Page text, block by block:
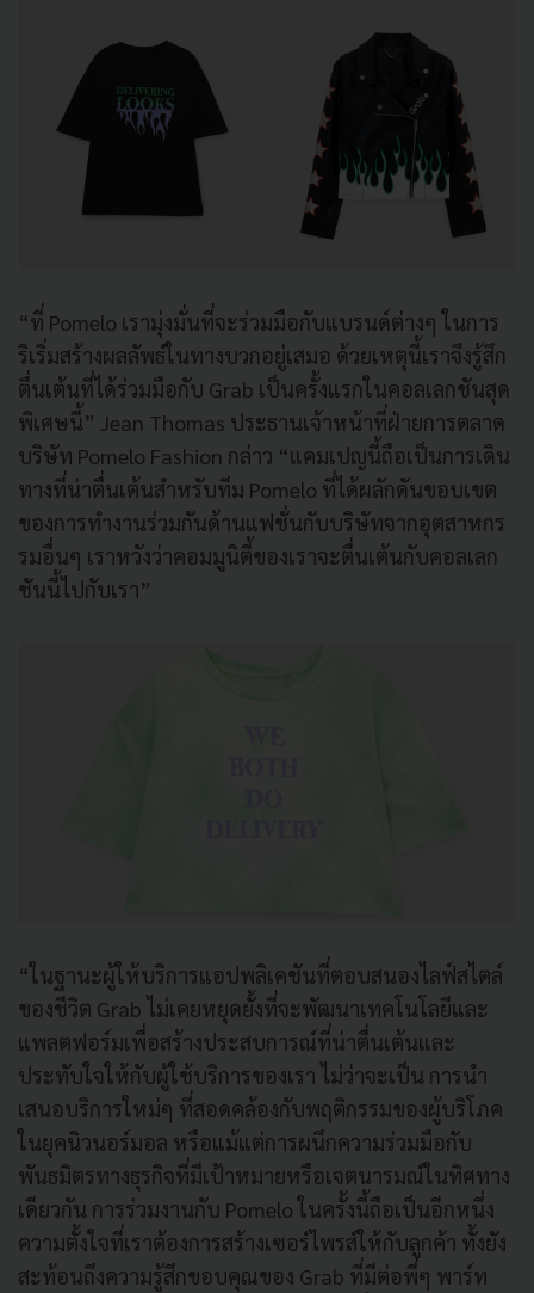
“ที่ Pomelo เรามุ่งมั่นที่จะร่วมมือกับแบรนด์ต่างๆ ในการ
ริเริ่มสร้างผลลัพธ์ในทางบวกอยู่เสมอ ด้วยเหตุนี้เราจึงรู้สึก
ตื่นเต้นที่ได้ร่วมมือกับ Grab เป็นครั้งแรกในคอลเลกชันสุด
พิเศษนี้” Jean Thomas ประธานเจ้าหน้าที่ฝ่ายการตลาด
บริษัท Pomelo Fashion กล่าว “แคมเปญนี้ถือเป็นการเดิน
ทางที่น่าตื่นเต้นสำหรับทีม Pomelo ที่ได้ผลักดันขอบเขต
ของการทำงานร่วมกันด้านแฟชั่นกับบริษัทจากอุตสาหกร
รมอื่นๆ เราหวังว่าคอมมูนิตี้ของเราจะตื่นเต้นกับคอลเลก
ชันนี้ไปกับเรา”
“ในฐานะผู้ให้บริการแอปพลิเคชันที่ตอบสนองไลฟ์สไตล์
ของชีวิต Grab ไม่เคยหยุดยั้งที่จะพัฒนาเทคโนโลยีและ
แพลตฟอร์มเพื่อสร้างประสบการณ์ที่น่าตื่นเต้นและ
ประทับใจให้กับผู้ใช้บริการของเรา ไม่ว่าจะเป็น การนำ
เสนอบริการใหม่ๆ ที่สอดคล้องกับพฤติกรรมของผู้บริโภค
ในยุคนิวนอร์มอล หรือแม้แต่การผนึกความร่วมมือกับ
พันธมิตรทางธุรกิจที่มีเป้าหมายหรือเจตนารมณ์ในทิศทาง
เดียวกัน การร่วมงานกับ Pomelo ในครั้งนี้ถือเป็นอีกหนึ่ง
ความตั้งใจที่เราต้องการสร้างเซอร์ไพรส์ให้กับลูกค้า ทั้งยัง
สะท้อนถึงความรู้สึกขอบคุณของ Grab ที่มีต่อพี่ๆ พาร์ท